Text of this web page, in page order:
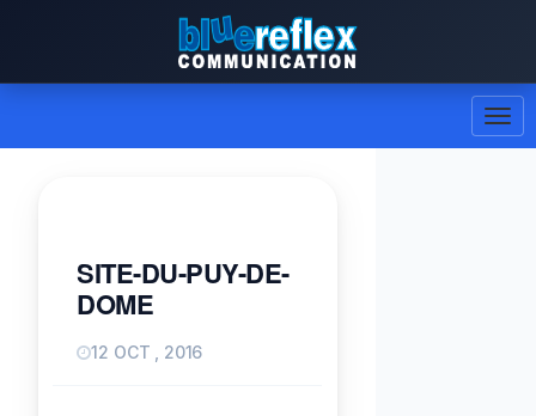
SITE-DU-PUY-DE-
DOME
12 OCT , 2016